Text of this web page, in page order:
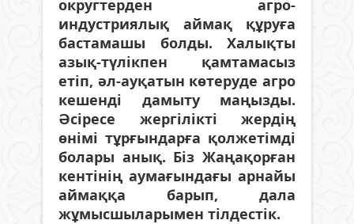
округтерден агро-
индустриялық аймақ құруға
бастамашы болды. Халықты
азық-түлікпен қамтамасыз
етіп, әл-ауқатын көтеруде агро
кешенді дамыту маңызды.
Әсіресе жергілікті жердің
өнімі тұрғындарға қолжетімді
болары анық. Біз Жаңақорған
кентінің аумағындағы арнайы
аймаққа барып, дала
жұмысшыларымен тілдестік.